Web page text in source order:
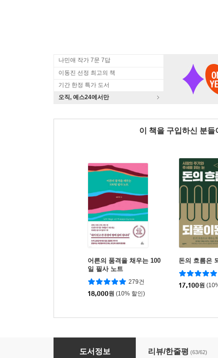
나민애 작가 7문 7답
이동진 선정 최고의 책
기간 한정 특가 도서
오직, 예스24에서만
이 책을 구입하신 분
어른의 품격을 채우는 100
일 필사 노트
279건
18,000원 (10% 할인)
돈의 흐름은
17,100원
혹시, 돈 얘기해도 될까요?
도서정보 리뷰/한줄평 (63/62)